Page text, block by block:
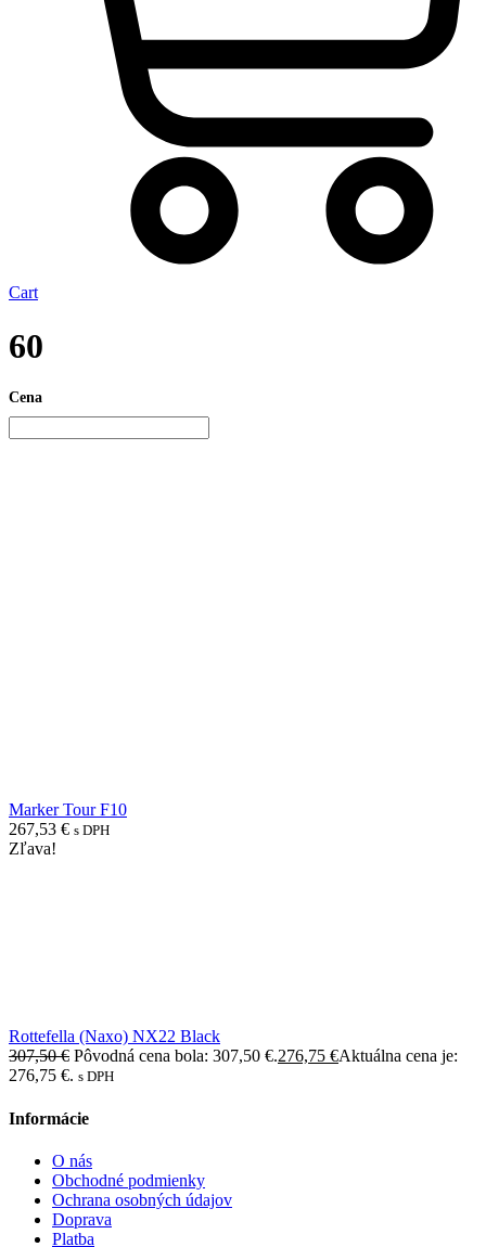
Cart
60
Cena
Marker Tour F10
267,53 € s DPH
Zľava!
Rottefella (Naxo) NX22 Black
307,50€ Pôvodná cena bola: 307,50 €.276,75 €Aktuálna cena je:
276,75 €. s DPH
Informácie
O nás
Obchodné podmienky
Ochrana osobných údajov
Doprava
Platba